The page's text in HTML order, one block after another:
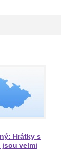
Hrátky s
jsou velmi